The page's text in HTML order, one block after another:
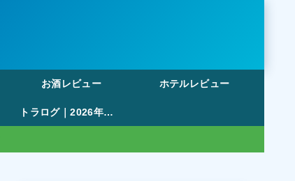
お酒レビュー ホテルレビュー
トラログ｜2026年版も作成可能！47都道府県塗りつぶしマップ・旅行記録ツール